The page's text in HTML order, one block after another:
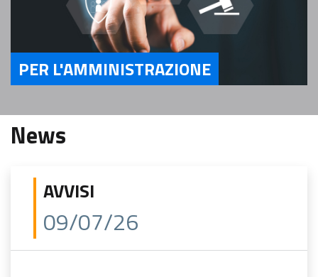
PER L'AMMINISTRAZIONE
News
AVVISI
09/07/26